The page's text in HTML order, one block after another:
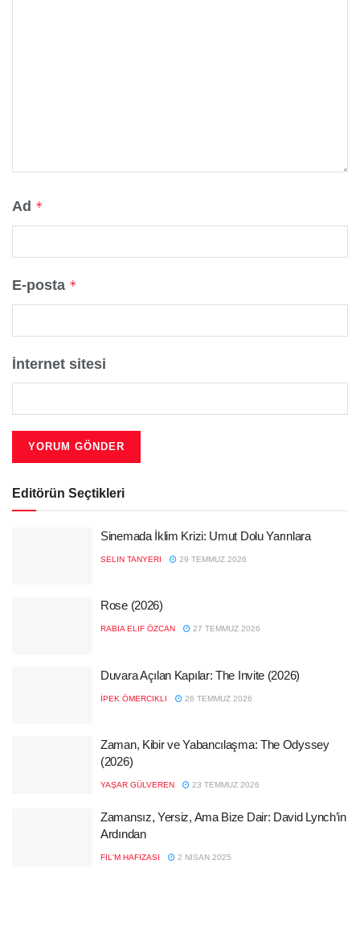
Ad *
E-posta *
İnternet sitesi
Editörün Seçtikleri
Sinemada İklim Krizi: Umut Dolu Yarınlara
SELIN TANYERI 29 TEMMUZ 2026
Rose (2026)
RABIA ELIF ÖZCAN 27 TEMMUZ 2026
Duvara Açılan Kapılar: The Invite (2026)
İPEK ÖMERCIKLI 26 TEMMUZ 2026
Zaman, Kibir ve Yabancılaşma: The Odyssey
(2026)
YAŞAR GÜLVEREN 23 TEMMUZ 2026
Zamansız, Yersiz, Ama Bize Dair: David Lynch’in
Ardından
FIL'M HAFIZASI 2 NISAN 2025